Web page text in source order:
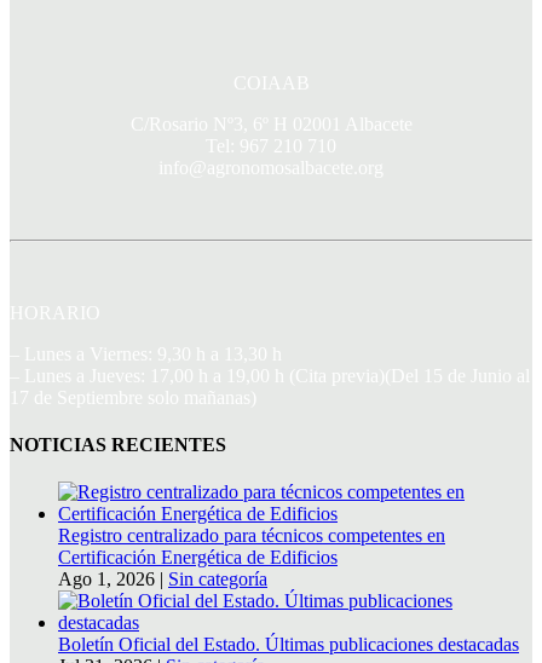
COIAAB
C/Rosario Nº3, 6º H 02001 Albacete
Tel: 967 210 710
info@agronomosalbacete.org
HORARIO
– Lunes a Viernes: 9,30 h a 13,30 h
– Lunes a Jueves: 17,00 h a 19,00 h (Cita previa)(Del 15 de Junio al
17 de Septiembre solo mañanas)
NOTICIAS RECIENTES
Registro centralizado para técnicos competentes en
Certificación Energética de Edificios
Ago 1, 2026 | Sin categoría
Boletín Oficial del Estado. Últimas publicaciones destacadas